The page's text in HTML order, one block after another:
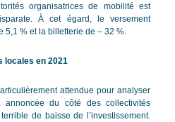
organisatrices de mobilité est
À cet égard, le versement
5,1 % et la billetterie de – 32 %.
locales en 2021
attendue pour analyser
du côté des collectivités
de baisse de l’investissement.